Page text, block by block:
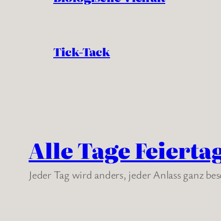
Tick-Tack
Alle Tage
Jeder Tag wird anders, jeder Anlass ganz